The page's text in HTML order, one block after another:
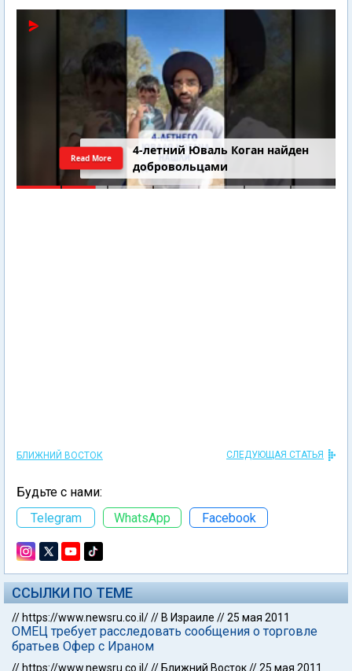
4-летний Юваль Коган найден
добровольцами
Read More
БЛИЖНИЙ ВОСТОК СЛЕДУЮЩАЯ СТАТЬЯ
Будьте с нами:
Telegram
WhatsApp Facebook
ССЫЛКИ ПО ТЕМЕ
// https://www.newsru.co.il/// В Израиле //25 мая 2011
ОМЕЦ требует расследовать сообщения о торговле
братьев Офер с Ираном
// https://www.newsru.co.il/// Ближний Восток//25 мая 2011